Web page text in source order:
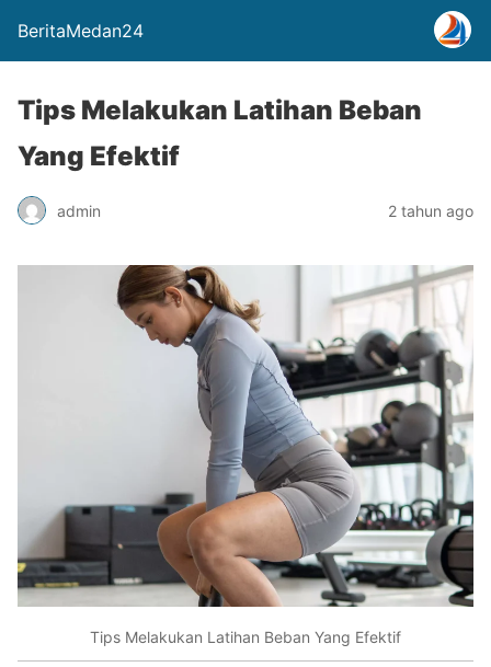
BeritaMedan24
Tips Melakukan Latihan Beban
Yang Efektif
admin 2 tahun ago
Tips Melakukan Latihan Beban Yang Efektif